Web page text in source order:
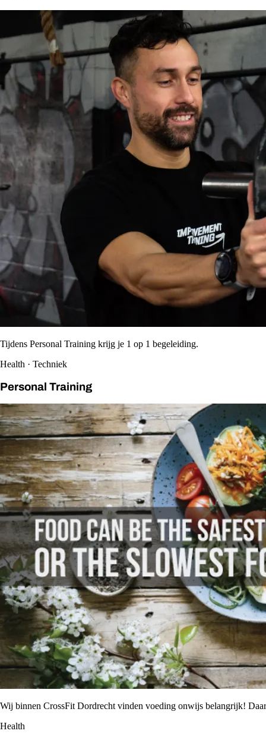
Tijdens Personal Training krijg je 1 op 1 begeleiding.
Health · Techniek
Personal Training
Wij binnen CrossFit Dordrecht vinden voeding onwijs belangrijk!
Health